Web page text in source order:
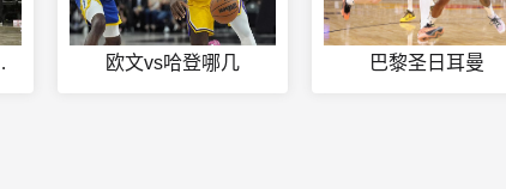
场 欧文vs哈登哪几 巴黎圣日耳曼